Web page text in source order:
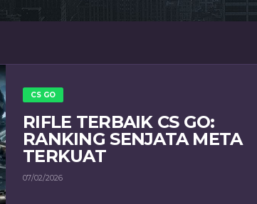
CS GO
RIFLE TERBAIK CS GO:
RANKING SENJATA META
TERKUAT
07/02/2026